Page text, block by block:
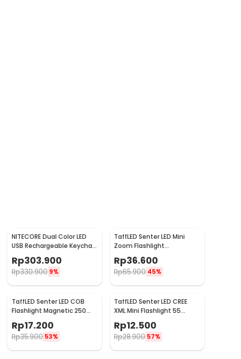
NITECORE Dual Color LED
USB Rechargeable Keychain
Light - THUMB
Rp303.900
Rp330.900 9%
TaffLED Senter LED Mini
Zoom Flashlight
Rechargeable Q5 2000
Lumens
Rp36.600
Rp65.900 45%
TaffLED Senter LED COB
Flashlight Magnetic 250
Lumens - BC12
Rp17.200
Rp35.900 53%
TaffLED Senter LED CREE
XML Mini Flashlight 55
Lumens - Mini 865
Rp12.500
Rp28.900 57%